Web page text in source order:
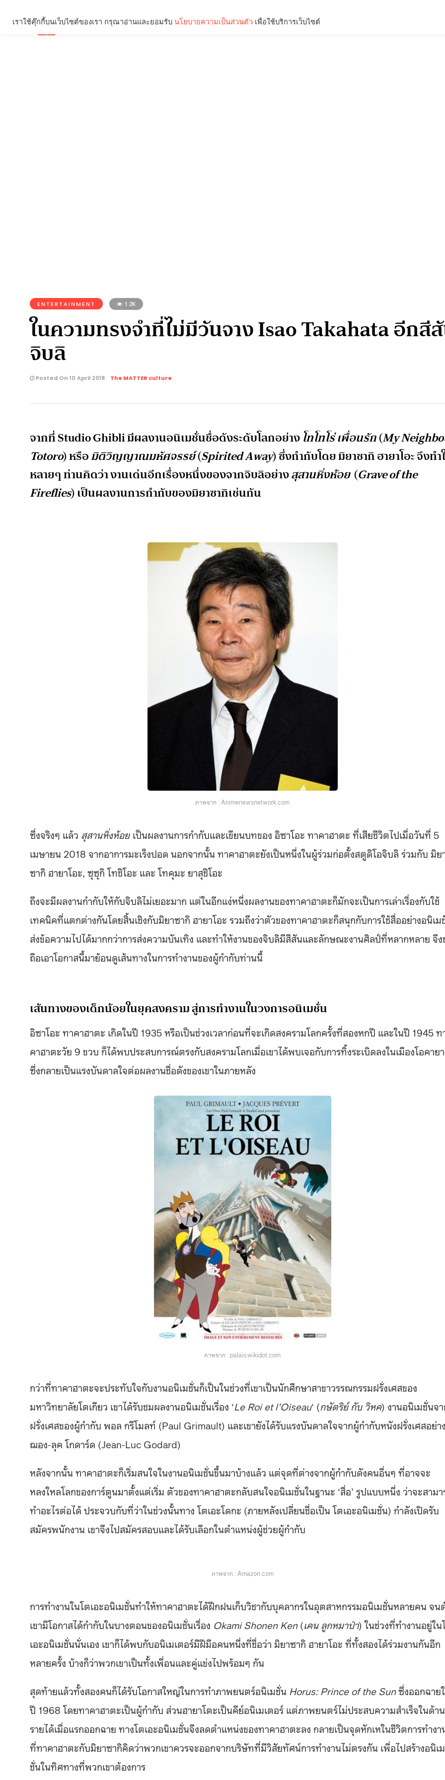
ENTERTAINMENT 1.2K
ในความทรงจำที่ไม่มีวันจาง Isao Takahata อีก
จิบลิ
Posted On 10 April 2018 The MATTER culture
จากที่ Studio Ghibli มีผลงานอนิเมชั่นชื่อดังระดับโลกอย่างโทโทโร่ เพื่อนรัก(My
Totoro) หรือมิติวิญญาณมหัศจรรย์(Spirited Away) ซึ่งกำกับโดย มิยาซากิ ฮายาโอะ จึงทำ
หลายๆ ท่านคิดว่า งานเด่นอีกเรื่องหนึ่งของจากจิบลิอย่างสุสานหิ่งห้อย(Grave of the
Fireflies) เป็นผลงานการกำกับของมิยาซากิเช่นกัน
ภาพจาก : Animenewsnetwork.com
ซึ่งจริงๆ แล้ว สุสานหิ่งห้อยเป็นผลงานการกำกับและเขียนบทของ อิซาโอะ ทาคาฮาตะ ที่เสียชีวิตไปเมื่อวันที่ 5
เมษายน 2018 จากอาการมะเร็งปอด นอกจากนั้น ทาคาฮาตะยังเป็นหนึ่งในผู้ร่วมก่อตั้งสตูดิโอจิบลิ ร่วมกับ มิย
ซากิ ฮายาโอะ, ซุซุกิ โทชิโอะ และ โทคุมะ ยาสุชิโอะ
ถึงจะมีผลงานกำกับให้กับจิบลิไม่เยอะมาก แต่ในอีกแง่หนึ่งผลงานของทาคาฮาตะก็มักจะเป็นการเล่าเรื่องกับใช้
เทคนิคที่แตกต่างกันโดยสิ้นเชิงกับมิยาซากิ ฮายาโอะ รวมถึงว่าตัวของทาคาฮาตะก็สนุกกับการใช้สื่ออย่างอนิเม
ส่งข้อความไปได้มากกว่าการส่งความบันเทิง และทำให้งานของจิบลิมีสีสันและลักษณะงานศิลป์ที่หลากหลาย จึง
ถือเอาโอกาสนี้มาย้อนดูเส้นทางในการทำงานของผู้กำกับท่านนี้
เส้นทางของเด็กน้อยในยุคสงคราม สู่การทำงานในวงการอนิเมชั่น
อิซาโอะ ทาคาฮาตะ เกิดในปี 1935 หรือเป็นช่วงเวลาก่อนที่จะเกิดสงครามโลกครั้งที่สองหกปี และในปี 1945 ท
คาฮาตะวัย 9 ขวบ ก็ได้พบประสบการณ์ตรงกับสงครามโลกเมื่อเขาได้พบเจอกับการทิ้งระเบิดลงในเมืองโอคาย
ซึ่งกลายเป็นแรงบันดาลใจต่อผลงานชื่อดังของเขาในภายหลัง
ภาพจาก : palais.wikidot.com
กว่าที่ทาคาฮาตะจะประทับใจกับงานอนิเมชั่นก็เป็นในช่วงที่เขาเป็นนักศึกษาสาขาวรรณกรรมฝรั่งเศสของ
มหาวิทยาลัยโตเกียว เขาได้รับชมผลงานอนิเมชั่นเรื่อง ‘Le Roi et l’Oiseau‘ (กษัตริย์ กับ วิหค) งานอนิเมชั่นจ
ฝรั่งเศสของผู้กำกับ พอล กรีโมลท์ (Paul Grimault) และเขายังได้รับแรงบันดาลใจจากผู้กำกับหนังฝรั่งเศสอย่าง
ฌอง-ลุค โกดาร์ด (Jean-Luc Godard)
หลังจากนั้น ทาคาฮาตะก็เริ่มสนใจในงานอนิเมชั่นขึ้นมาบ้างแล้ว แต่จุดที่ต่างจากผู้กำกับดังคนอื่นๆ ที่อาจจะ
หลงใหลโลกของการ์ตูนมาตั้งแต่เริ่ม ตัวของทาคาฮาตะกลับสนใจอนิเมชั่นในฐานะ ‘สื่อ’ รูปแบบหนึ่ง ว่าจะสามา
ทำอะไรต่อได้ ประจวบกับที่ว่าในช่วงนั้นทาง โตเอะโดกะ (ภายหลังเปลี่ยนชื่อเป็น โตเอะอนิเมชั่น) กำลังเปิดรับ
สมัครพนักงาน เขาจึงไปสมัครสอบและได้รับเลือกในตำแหน่งผู้ช่วยผู้กำกับ
ภาพจาก : Amazon.com
การทำงานในโตเอะอนิเมชั่นทำให้ทาคาฮาตะได้ฝึกฝนเก็บวิชากับบุคลากรในอุตสาหกรรมอนิเมชั่นหลายคน จน
เขามีโอกาสได้กำกับในบางตอนของอนิเมชั่นเรื่อง Okami Shonen Ken(เคน ลูกหมาป่า) ในช่วงที่ทำงานอยู่ใน
เอะอนิเมชั่นนั่นเอง เขาก็ได้พบกับอนิเมเตอร์มีฝีมือคนหนึ่งที่ชื่อว่า มิยาซากิ ฮายาโอะ ที่ทั้งสองได้ร่วมงานกันอีก
หลายครั้ง บ้างก็ว่าพวกเขาเป็นทั้งเพื่อนและคู่แข่งไปพร้อมๆ กัน
สุดท้ายแล้วทั้งสองคนก็ได้รับโอกาสใหญ่ในการทำภาพยนตร์อนิเมชั่น Horus: Prince of the Sunซึ่งออกฉาย
ปี 1968 โดยทาคาฮาตะเป็นผู้กำกับ ส่วนฮายาโตะเป็นคีย์อนิเมเตอร์ แต่ภาพยนตร์ไม่ประสบความสำเร็จในด้าน
รายได้เมื่อแรกออกฉาย ทางโตเอะอนิเมชั่นจึงลดตำแหน่งของทาคาฮาตะลง กลายเป็นจุดหักเหในชีวิตการทำงา
ที่ทาคาฮาตะกับมิยาซากิคิดว่าพวกเขาควรจะออกจากบริษัทที่มีวิสัยทัศน์การทำงานไม่ตรงกัน เพื่อไปสร้างอนิเม
ชั่นในทิศทางที่พวกเขาต้องการ
เราใช้คุ๊กกี้บนเว็บไซต์ของเรา กรุณาอ่านและยอมรับ นโยบายความเป็นส่วนตัว เพื่อใช้บริการเว็บไซต์